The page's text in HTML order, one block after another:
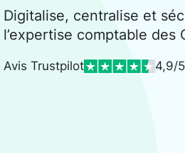
Digitalise, centralise et
l’expertise comptable des
Avis Trustpilot 4,9/5